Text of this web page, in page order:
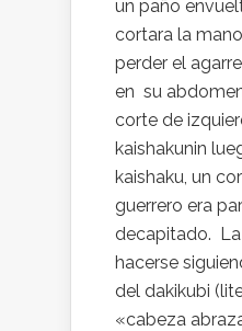
un paño
cortara la
perder el
en su
corte de
kaishakunin
kaishaku, un
guerrero era
decapitado.
hacerse
del dakikubi
«cabeza